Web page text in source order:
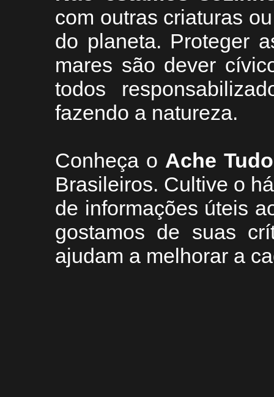
com outras criaturas
do planeta. Proteger
mares são dever
todos
fazendo a natureza.
Conheça o Ache
Brasileiros. Cultive o
de informações úteis
gostamos de suas
ajudam a melhorar a